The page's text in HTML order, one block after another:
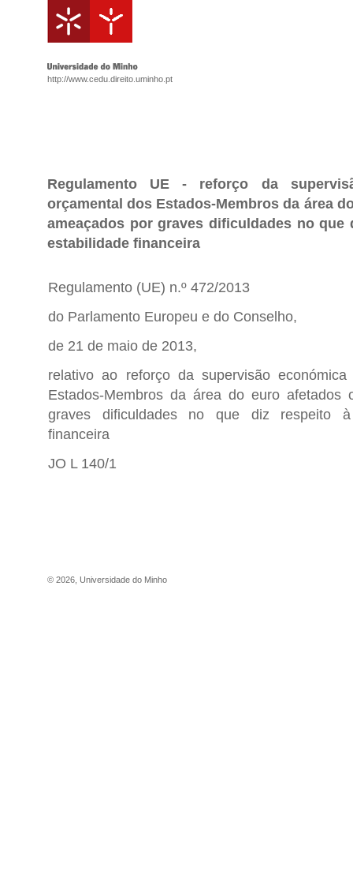
http://www.cedu.direito.uminho.pt
Regulamento UE - reforço da
orçamental dos Estados-Membros da área
ameaçados por graves dificuldades no que
estabilidade financeira
Regulamento (UE) n.º 472/2013
do Parlamento Europeu e do Conselho,
de 21 de maio de 2013,
relativo ao reforço da supervisão
Estados-Membros da área do euro afetados
graves dificuldades no que diz respeito
financeira
JO L 140/1
© 2026 Universidade do Minho